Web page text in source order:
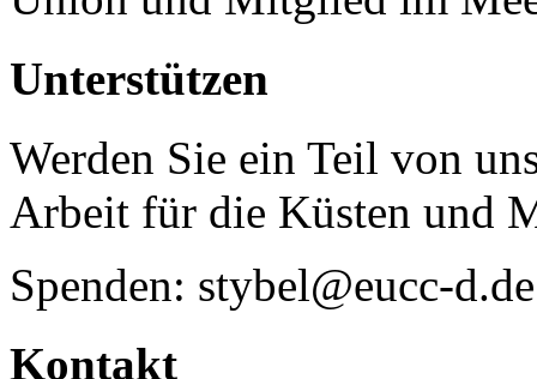
Unterstützen
Werden Sie ein Teil von
Arbeit für die Küsten und
Spenden: stybel@eucc-d.de
Kontakt